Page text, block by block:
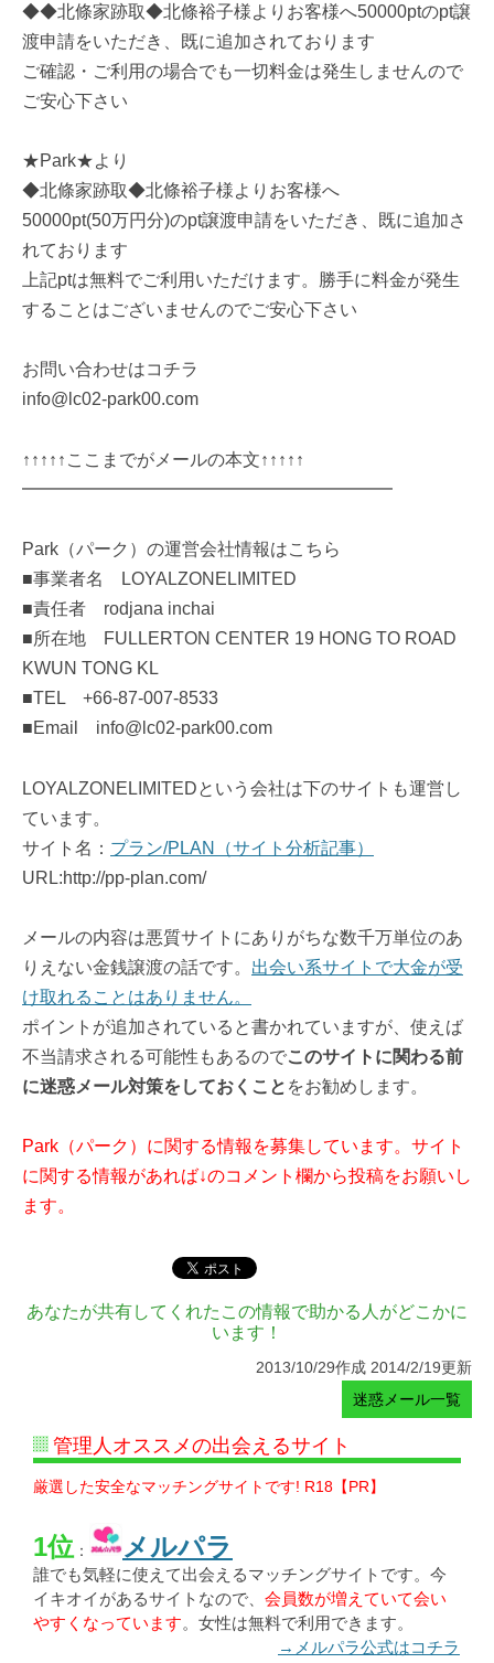
◆◆北條家跡取◆北條裕子様よりお客様へ50000ptのpt譲
渡申請をいただき、既に追加されております
ご確認・ご利用の場合でも一切料金は発生しませんので
ご安心下さい
★Park★より
◆北條家跡取◆北條裕子様よりお客様へ
50000pt(50万円分)のpt譲渡申請をいただき、既に追加さ
れております
上記ptは無料でご利用いただけます。勝手に料金が発生
することはございませんのでご安心下さい
お問い合わせはコチラ
info@lc02-park00.com
↑↑↑↑↑ここまでがメールの本文↑↑↑↑↑
━━━━━━━━━━━━━━━━━━━━━
Park（パーク）の運営会社情報はこちら
■事業者名 LOYALZONELIMITED
■責任者 rodjana inchai
■所在地 FULLERTON CENTER 19 HONG TO ROAD
KWUN TONG KL
■TEL +66-87-007-8533
■Email info@lc02-park00.com
LOYALZONELIMITEDという会社は下のサイトも運営し
ています。
サイト名： プラン/PLAN（サイト分析記事）
URL:http://pp-plan.com/
メールの内容は悪質サイトにありがちな数千万単位のあ
りえない金銭譲渡の話です。 出会い系サイトで大金が受
け取れることはありません。
ポイントが追加されていると書かれていますが、使えば
不当請求される可能性もあるのでこのサイトに関わる前
に迷惑メール対策をしておくこと をお勧めします。
Park（パーク）に関する情報を募集しています。サイト
に関する情報があれば↓のコメント欄から投稿をお願いし
ます。
あなたが共有してくれたこの情報で助かる人がどこかに
います！
2013/10/29作成 2014/2/19更新
迷惑メール一覧
管理人オススメの出会えるサイト
厳選した安全なマッチングサイトです! R18【PR】
1位 ： メルパラ
誰でも気軽に使えて出会えるマッチングサイトです。今
イキオイがあるサイトなので、 会員数が増えていて会い
やすくなっています。女性は無料で利用できます。
→メルパラ公式はコチラ